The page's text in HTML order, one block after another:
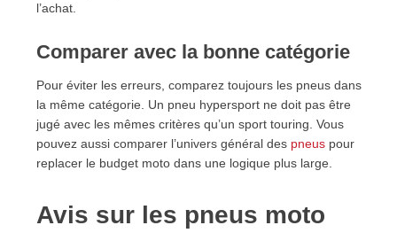
l’achat.
Comparer avec la bonne catégorie
Pour éviter les erreurs, comparez toujours les pneus dans
la même catégorie. Un pneu hypersport ne doit pas être
jugé avec les mêmes critères qu’un sport touring. Vous
pouvez aussi comparer l’univers général des pneuspour
replacer le budget moto dans une logique plus large.
Avis sur les pneus moto